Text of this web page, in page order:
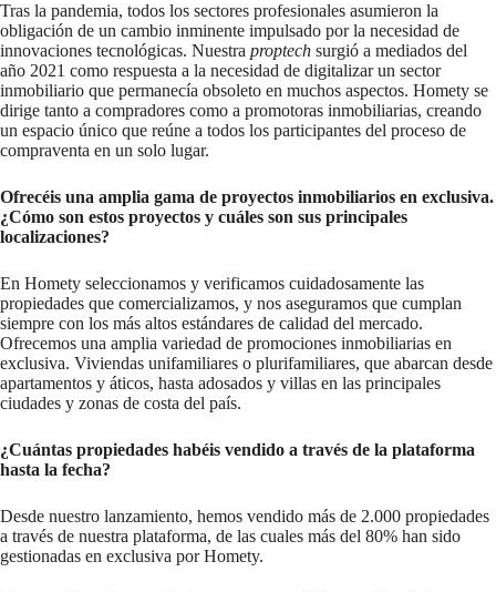
Tras la pandemia, todos los sectores profesionales asumieron la
obligación de un cambio inminente impulsado por la necesidad de
innovaciones tecnológicas. Nuestra proptech surgió a mediados del
año 2021 como respuesta a la necesidad de digitalizar un sector
inmobiliario que permanecía obsoleto en muchos aspectos. Homety se
dirige tanto a compradores como a promotoras inmobiliarias, creando
un espacio único que reúne a todos los participantes del proceso de
compraventa en un solo lugar.
Ofrecéis una amplia gama de proyectos inmobiliarios en exclusiva.
¿Cómo son estos proyectos y cuáles son sus principales
localizaciones?
En Homety seleccionamos y verificamos cuidadosamente las
propiedades que comercializamos, y nos aseguramos que cumplan
siempre con los más altos estándares de calidad del mercado.
Ofrecemos una amplia variedad de promociones inmobiliarias en
exclusiva. Viviendas unifamiliares o plurifamiliares, que abarcan desde
apartamentos y áticos, hasta adosados y villas en las principales
ciudades y zonas de costa del país.
¿Cuántas propiedades habéis vendido a través de la plataforma
hasta la fecha?
Desde nuestro lanzamiento, hemos vendido más de 2.000 propiedades
a través de nuestra plataforma, de las cuales más del 80% han sido
gestionadas en exclusiva por Homety.